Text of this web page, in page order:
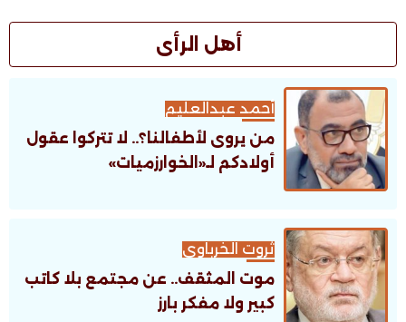
أهل الرأى
أحمد عبدالعليم
من يروى لأطفالنا؟.. لا تتركوا عقول
أولادكم لـ«الخوارزميات»
ثروت الخرباوى
موت المثقف.. عن مجتمع بلا كاتب
كبير ولا مفكر بارز